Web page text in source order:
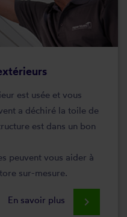
est usée et vous
a déchiré la toile de
est dans un bon
peuvent vous aider à
sur-mesure.
En savoir plus keyboard_arrow_right